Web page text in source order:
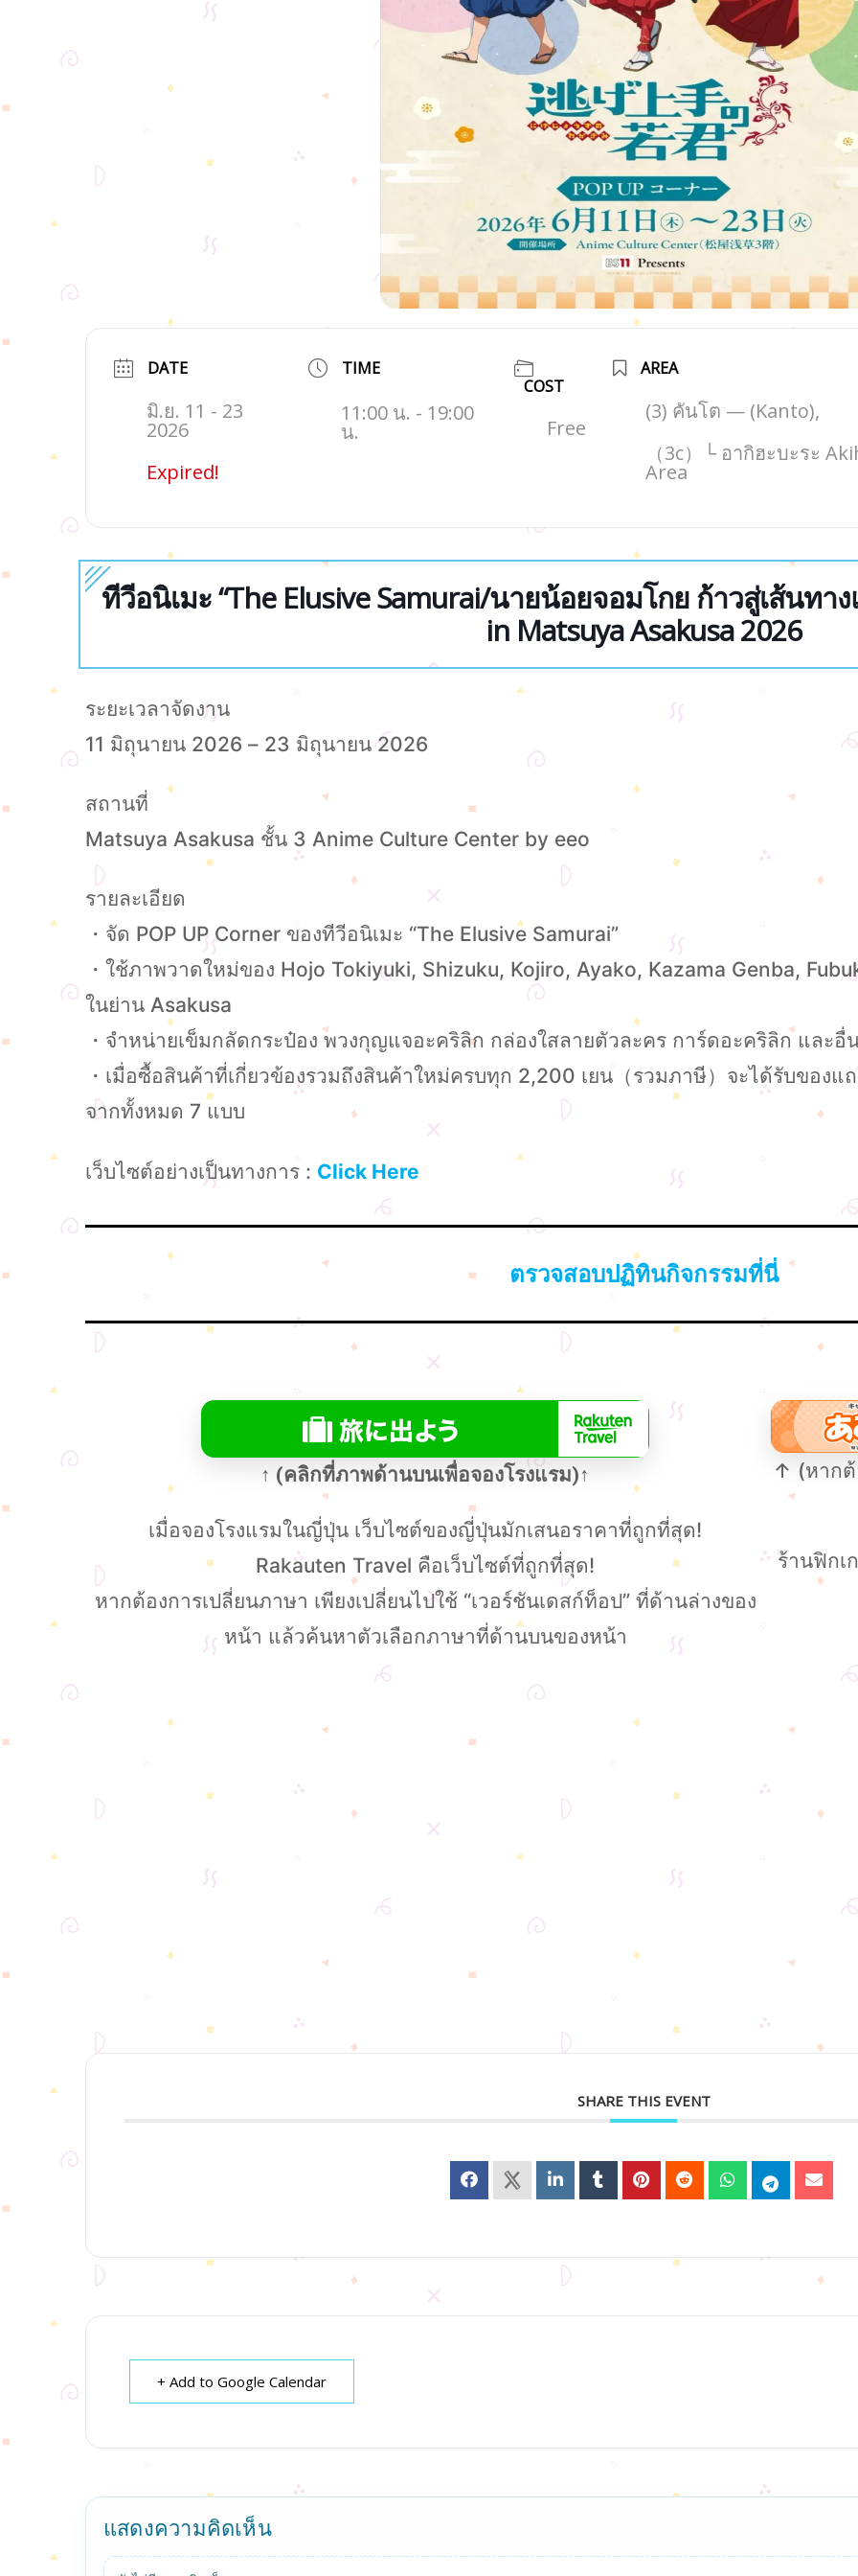
DATE
มิ.ย. 11 - 23
2026
Expired!
TIME
11:00 น. - 19:00
น.
COST
Free
AREA
(3) คันโต — (Kanto),
（3c）└ อากิฮะบะระ
Area
ทีวีอนิเมะ “The Elusive Samurai/นายน้อยจอมโกย ก้าวสู่เส้นทา
in Matsuya Asakusa 2026
ระยะเวลาจัดงาน
11 มิถุนายน 2026 – 23 มิถุนายน 2026
สถานที่
Matsuya Asakusa ชั้น 3 Anime Culture Center by eeo
รายละเอียด
・จัด POP UP Corner ของทีวีอนิเมะ “The Elusive Samurai”
・ใช้ภาพวาดใหม่ของ Hojo Tokiyuki, Shizuku, Kojiro, Ayako, Kazama Genba,
ในย่าน Asakusa
・จำหน่ายเข็มกลัดกระป๋อง พวงกุญแจอะคริลิก กล่องใสลายตัวละคร การ์ดอะคริลิก และอื่
・เมื่อซื้อสินค้าที่เกี่ยวข้องรวมถึงสินค้าใหม่ครบทุก 2,200 เยน（รวมภาษี）จะได้รับของแ
จากทั้งหมด 7 แบบ
เว็บไซต์อย่างเป็นทางการ : Click Here
ตรวจสอบปฏิทินกิจกรรมที่นี่
↑ (คลิกที่ภาพด้านบนเพื่อจองโรงแรม)↑
เมื่อจองโรงแรมในญี่ปุ่น เว็บไซต์ของญี่ปุ่นมักเสนอราคาที่ถูกที่สุด!
Rakauten Travel คือเว็บไซต์ที่ถูกที่สุด!
หากต้องการเปลี่ยนภาษา เพียงเปลี่ยนไปใช้ “เวอร์ชันเดสก์ท็อป” ที่ด้านล่างของ
หน้า แล้วค้นหาตัวเลือกภาษาที่ด้านบนของหน้า
↑ (หากต้
ร้านฟิกเ
SHARE THIS EVENT
+ Add to Google Calendar
แสดงความคิดเห็น